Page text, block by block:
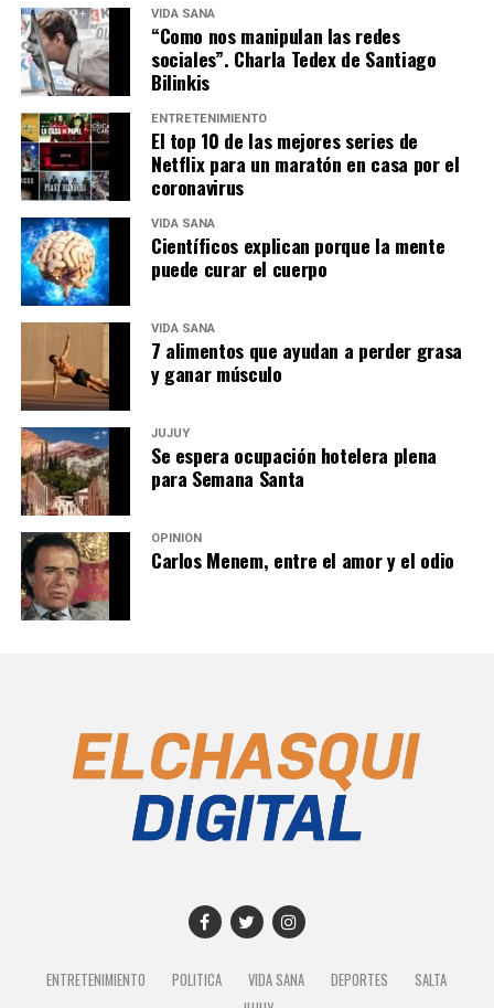
VIDA SANA
“Como nos manipulan las redes
sociales”. Charla Tedex de Santiago
Bilinkis
ENTRETENIMIENTO
El top 10 de las mejores series de
Netflix para un maratón en casa por el
coronavirus
VIDA SANA
Científicos explican porque la mente
puede curar el cuerpo
VIDA SANA
7 alimentos que ayudan a perder grasa
y ganar músculo
JUJUY
Se espera ocupación hotelera plena
para Semana Santa
OPINIÓN
Carlos Menem, entre el amor y el odio
ENTRETENIMIENTO POLITICA VIDA SANA DEPORTES
SALTA